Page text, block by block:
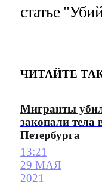
статье
ЧИТАЙТЕ
Мигранты
закопали тела
Петербурга
13:21
29 МАЯ
2021